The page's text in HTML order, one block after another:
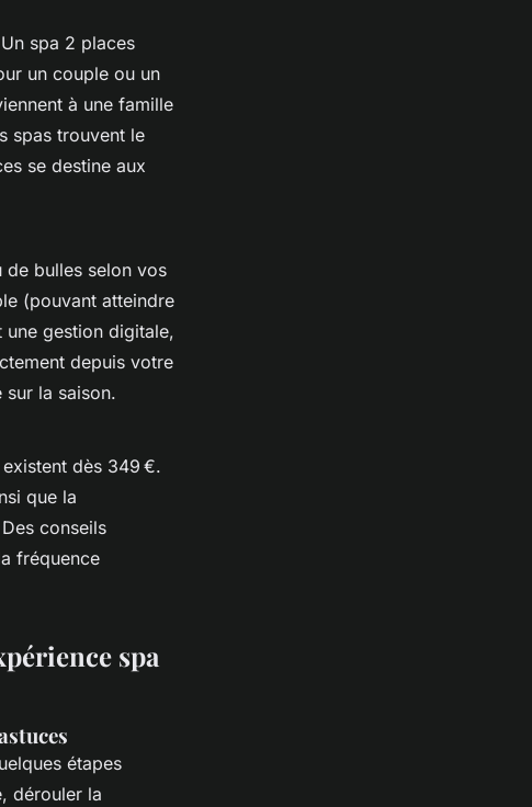
spa 2 places
un couple ou un
à une famille
spas trouvent le
se destine aux
de bulles selon vos
(pouvant atteindre
une gestion digitale,
depuis votre
la saison.
dès 349 €.
que la
conseils
fréquence
spa
étapes
dérouler la